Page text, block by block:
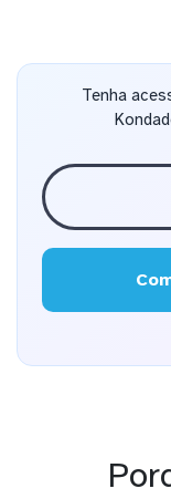
Tenha